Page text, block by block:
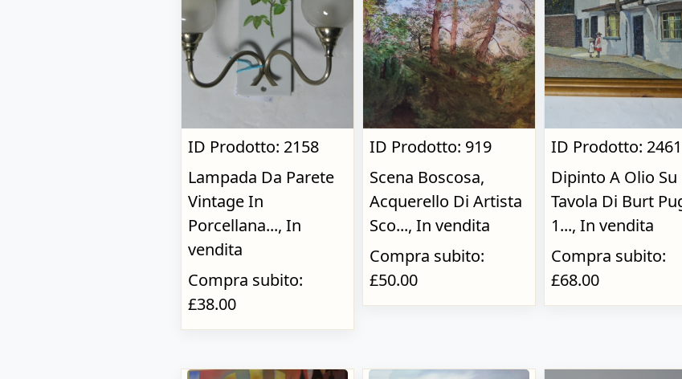
ID Prodotto: 2158
Lampada Da Parete
Vintage In
Porcellana..., In
vendita
Compra subito:
£38.00
ID Prodotto: 919
Scena Boscosa,
Acquerello Di Artista
Sco..., In vendita
Compra subito:
£50.00
ID Prodotto: 2461
Dipinto A Olio Su
Tavola Di Burt
1..., In vendita
Compra subito:
£68.00